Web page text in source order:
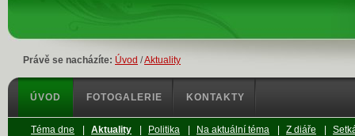
Právě se nacházíte: Úvod /Aktuality
ÚVOD FOTOGALERIE KONTAKTY
Téma dne Aktuality Politika Na aktuální téma Z diáře